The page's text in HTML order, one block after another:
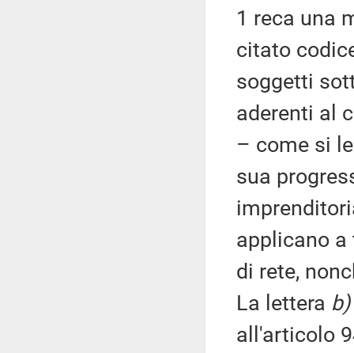
1 reca una
citato
soggetti
aderenti al
– come si
sua
applicano
di rete,
La lettera b)
all'articolo